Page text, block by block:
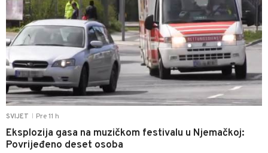
SVIJET Pre 11 h
Eksplozija gasa na muzičkom festivalu u Njemačkoj:
Povrijeđeno deset osoba